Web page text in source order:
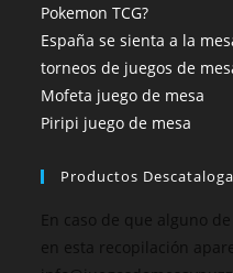
Pokemon TCG?
España se sienta a la
torneos de juegos de
Mofeta juego de mesa
Piripi juego de mesa
Productos
En caso de que alguno
en esta recopilación